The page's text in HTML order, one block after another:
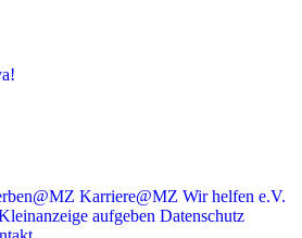
Karriere@MZ Wir helfen e.V.
aufgeben Datenschutz